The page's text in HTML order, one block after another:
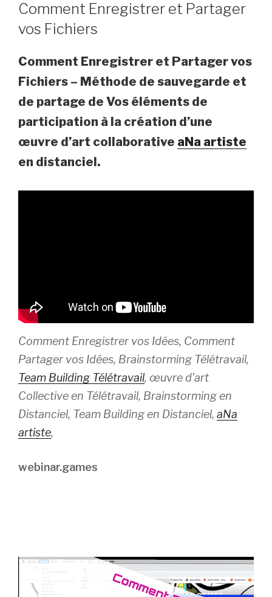
ON
Comment Enregistrer et Partager
vos Fichiers
Comment Enregistrer et Partager vos
Fichiers – Méthode de sauvegarde et
de partage de Vos éléments de
participation à la création d’une
œuvre d’art collaborative aNa artiste
en distanciel.
Comment Enregistrer vos Idées, Comment
Partager vos Idées, Brainstorming Télétravail,
Team Building Télétravail, œuvre d’art
Collective en Télétravail, Brainstorming en
Distanciel, Team Building en Distanciel, aNa
artiste,
webinar.games